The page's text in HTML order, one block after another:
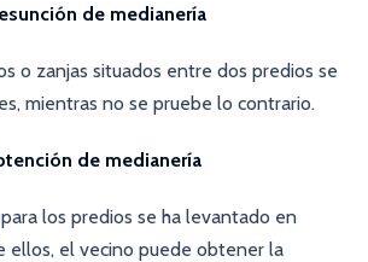
de medianería
o zanjas situados entre dos predios se
mientras no se pruebe lo contrario.
de medianería
los predios se ha levantado en
ellos, el vecino puede obtener la